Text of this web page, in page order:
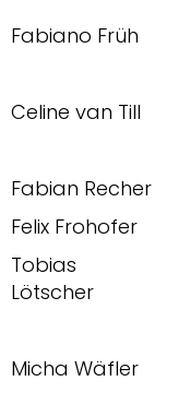
Fabiano Früh
Celine van Till
Fabian Recher
Felix Frohofer
Tobias
Lötscher
Micha Wäfler